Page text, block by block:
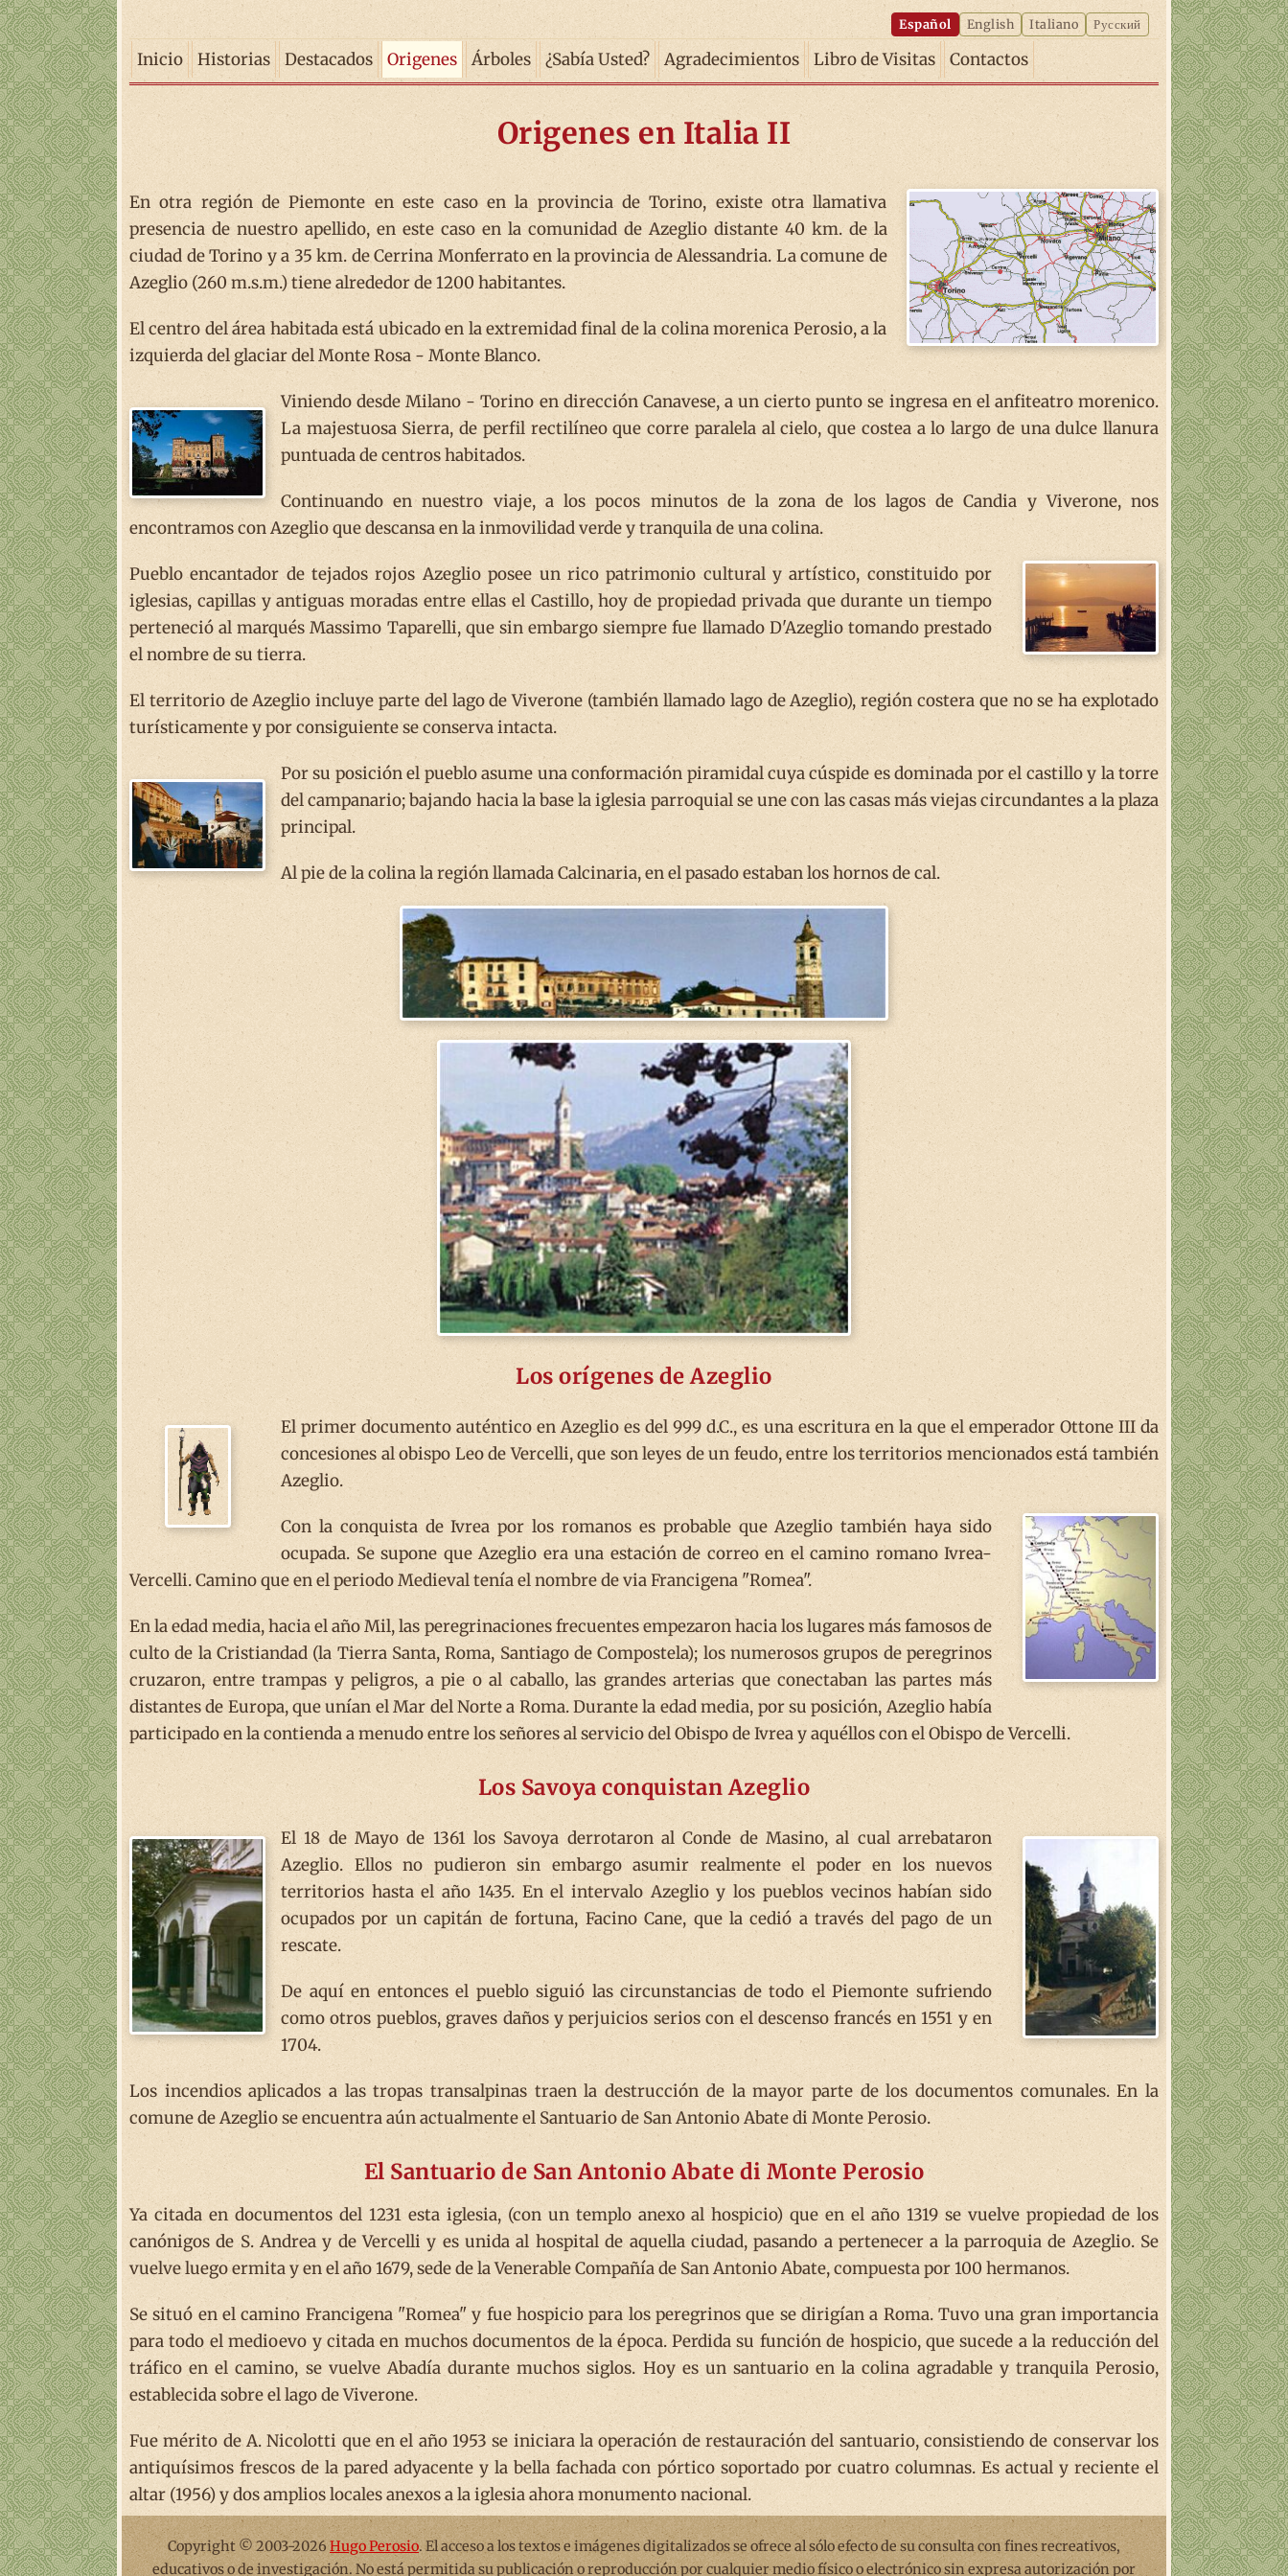
Español English Italiano Русский
Inicio Historias Destacados Origenes Árboles ¿Sabía Usted? Agradecimientos Libro de Visitas Contactos
Origenes en Italia II
En otra región de Piemonte en este caso en la provincia de Torino, existe otra llamativa
presencia de nuestro apellido, en este caso en la comunidad de Azeglio distante 40 km. de la
ciudad de Torino y a 35 km. de Cerrina Monferrato en la provincia de Alessandria. La comune de
Azeglio (260 m.s.m.) tiene alrededor de 1200 habitantes.
El centro del área habitada está ubicado en la extremidad final de la colina morenica Perosio, a la
izquierda del glaciar del Monte Rosa - Monte Blanco.
Viniendo desde Milano - Torino en dirección Canavese, a un cierto punto se ingresa en el anfiteatro morenico.
La majestuosa Sierra, de perfil rectilíneo que corre paralela al cielo, que costea a lo largo de una dulce llanura
puntuada de centros habitados.
Continuando en nuestro viaje, a los pocos minutos de la zona de los lagos de Candia y Viverone, nos
encontramos con Azeglio que descansa en la inmovilidad verde y tranquila de una colina.
Pueblo encantador de tejados rojos Azeglio posee un rico patrimonio cultural y artístico, constituido por
iglesias, capillas y antiguas moradas entre ellas el Castillo, hoy de propiedad privada que durante un tiempo
perteneció al marqués Massimo Taparelli, que sin embargo siempre fue llamado D'Azeglio tomando prestado
el nombre de su tierra.
El territorio de Azeglio incluye parte del lago de Viverone (también llamado lago de Azeglio), región costera que no se ha explotado
turísticamente y por consiguiente se conserva intacta.
Por su posición el pueblo asume una conformación piramidal cuya cúspide es dominada por el castillo y la torre
del campanario; bajando hacia la base la iglesia parroquial se une con las casas más viejas circundantes a la plaza
principal.
Al pie de la colina la región llamada Calcinaria, en el pasado estaban los hornos de cal.
Los orígenes de Azeglio
El primer documento auténtico en Azeglio es del 999 d.C., es una escritura en la que el emperador Ottone III da
concesiones al obispo Leo de Vercelli, que son leyes de un feudo, entre los territorios mencionados está también
Azeglio.
Con la conquista de Ivrea por los romanos es probable que Azeglio también haya sido
ocupada. Se supone que Azeglio era una estación de correo en el camino romano Ivrea-
Vercelli. Camino que en el periodo Medieval tenía el nombre de via Francigena "Romea".
En la edad media, hacia el año Mil, las peregrinaciones frecuentes empezaron hacia los lugares más famosos de
culto de la Cristiandad (la Tierra Santa, Roma, Santiago de Compostela); los numerosos grupos de peregrinos
cruzaron, entre trampas y peligros, a pie o al caballo, las grandes arterias que conectaban las partes más
distantes de Europa, que unían el Mar del Norte a Roma. Durante la edad media, por su posición, Azeglio había
participado en la contienda a menudo entre los señores al servicio del Obispo de Ivrea y aquéllos con el Obispo de Vercelli.
Los Savoya conquistan Azeglio
El 18 de Mayo de 1361 los Savoya derrotaron al Conde de Masino, al cual arrebataron
Azeglio. Ellos no pudieron sin embargo asumir realmente el poder en los nuevos
territorios hasta el año 1435. En el intervalo Azeglio y los pueblos vecinos habían sido
ocupados por un capitán de fortuna, Facino Cane, que la cedió a través del pago de un
rescate.
De aquí en entonces el pueblo siguió las circunstancias de todo el Piemonte sufriendo
como otros pueblos, graves daños y perjuicios serios con el descenso francés en 1551 y en
1704.
Los incendios aplicados a las tropas transalpinas traen la destrucción de la mayor parte de los documentos comunales. En la
comune de Azeglio se encuentra aún actualmente el Santuario de San Antonio Abate di Monte Perosio.
El Santuario de San Antonio Abate di Monte Perosio
Ya citada en documentos del 1231 esta iglesia, (con un templo anexo al hospicio) que en el año 1319 se vuelve propiedad de los
canónigos de S. Andrea y de Vercelli y es unida al hospital de aquella ciudad, pasando a pertenecer a la parroquia de Azeglio. Se
vuelve luego ermita y en el año 1679, sede de la Venerable Compañía de San Antonio Abate, compuesta por 100 hermanos.
Se situó en el camino Francigena "Romea" y fue hospicio para los peregrinos que se dirigían a Roma. Tuvo una gran importancia
para todo el medioevo y citada en muchos documentos de la época. Perdida su función de hospicio, que sucede a la reducción del
tráfico en el camino, se vuelve Abadía durante muchos siglos. Hoy es un santuario en la colina agradable y tranquila Perosio,
establecida sobre el lago de Viverone.
Fue mérito de A. Nicolotti que en el año 1953 se iniciara la operación de restauración del santuario, consistiendo de conservar los
antiquísimos frescos de la pared adyacente y la bella fachada con pórtico soportado por cuatro columnas. Es actual y reciente el
altar (1956) y dos amplios locales anexos a la iglesia ahora monumento nacional.
Copyright © 2003-2026Hugo Perosio. El acceso a los textos e imágenes digitalizados se ofrece al sólo efecto de su consulta con fines recreativos,
educativos o de investigación. No está permitida su publicación o reproducción por cualquier medio físico o electrónico sin expresa autorización por